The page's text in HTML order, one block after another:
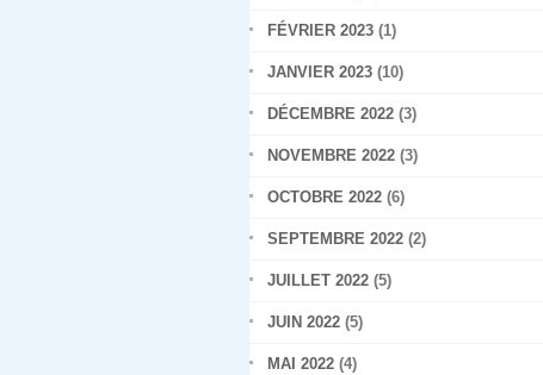
FÉVRIER 2023 (1)
JANVIER 2023 (10)
DÉCEMBRE 2022 (3)
NOVEMBRE 2022 (3)
OCTOBRE 2022 (6)
SEPTEMBRE 2022 (2)
JUILLET 2022 (5)
JUIN 2022 (5)
MAI 2022 (4)